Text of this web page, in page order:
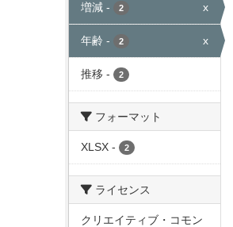
増減 - 2 x
年齢 - 2 x
推移 - 2
フォーマット
XLSX - 2
ライセンス
クリエイティブ・コモン